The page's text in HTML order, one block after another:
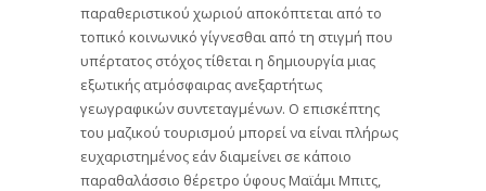
παραθεριστικού χωριού αποκόπτεται από το
τοπικό κοινωνικό γίγνεσθαι από τη στιγμή που
υπέρτατος στόχος τίθεται η δημιουργία μιας
εξωτικής ατμόσφαιρας ανεξαρτήτως
γεωγραφικών συντεταγμένων. Ο επισκέπτης
του μαζικού τουρισμού μπορεί να είναι πλήρως
ευχαριστημένος εάν διαμείνει σε κάποιο
παραθαλάσσιο θέρετρο ύφους Μαϊάμι Μπιτς,